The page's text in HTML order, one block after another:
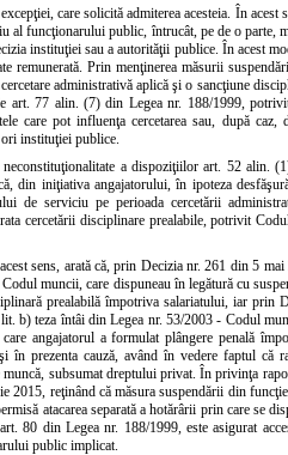
care solicită admiterea acesteia. În acest
funcţionarului public, întrucât, pe de o parte,
instituţiei sau a autorităţii publice. În acest
remunerată. Prin menţinerea măsurii
administrativă aplică şi o sancţiune
art. 77 alin. (7) din Legea nr. 188/1999,
care pot influenţa cercetarea sau, după caz,
instituţiei publice.
a dispoziţiilor art. 52 alin.
din iniţiativa angajatorului, în ipoteza
de serviciu pe perioada cercetării
cercetării disciplinare prealabile, potrivit
sens, arată că, prin Decizia nr. 261 din 5
muncii, care dispuneau în legătură cu
prealabilă împotriva salariatului, iar prin
b) teza întâi din Legea nr. 53/2003 - Codul
angajatorul a formulat plângere penală
în prezenta cauză, având în vedere faptul că
subsumat dreptului privat. În privinţa
reţinând că măsura suspendării din
atacarea separată a hotărârii prin care se
80 din Legea nr. 188/1999, este asigurat
public implicat.